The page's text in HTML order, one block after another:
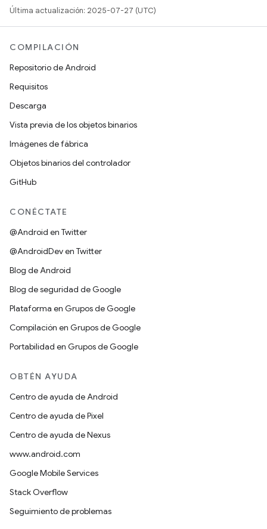
Última actualización: 2025-07-27 (UTC)
COMPILACIÓN
Repositorio de Android
Requisitos
Descarga
Vista previa de los objetos binarios
Imágenes de fábrica
Objetos binarios del controlador
GitHub
CONÉCTATE
@Android en Twitter
@AndroidDev en Twitter
Blog de Android
Blog de seguridad de Google
Plataforma en Grupos de Google
Compilación en Grupos de Google
Portabilidad en Grupos de Google
OBTÉN AYUDA
Centro de ayuda de Android
Centro de ayuda de Pixel
Centro de ayuda de Nexus
www.android.com
Google Mobile Services
Stack Overflow
Seguimiento de problemas